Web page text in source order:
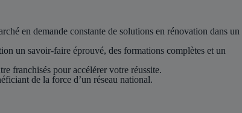
en demande constante de solutions en rénovation dans un
un savoir-faire éprouvé, des formations complètes et un
franchisés pour accélérer votre réussite.
de la force d’un réseau national.